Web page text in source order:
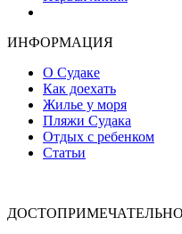
ИНФОРМАЦИЯ
О Судаке
Как доехать
Жилье у моря
Пляжи Судака
Отдых с ребенком
Статьи